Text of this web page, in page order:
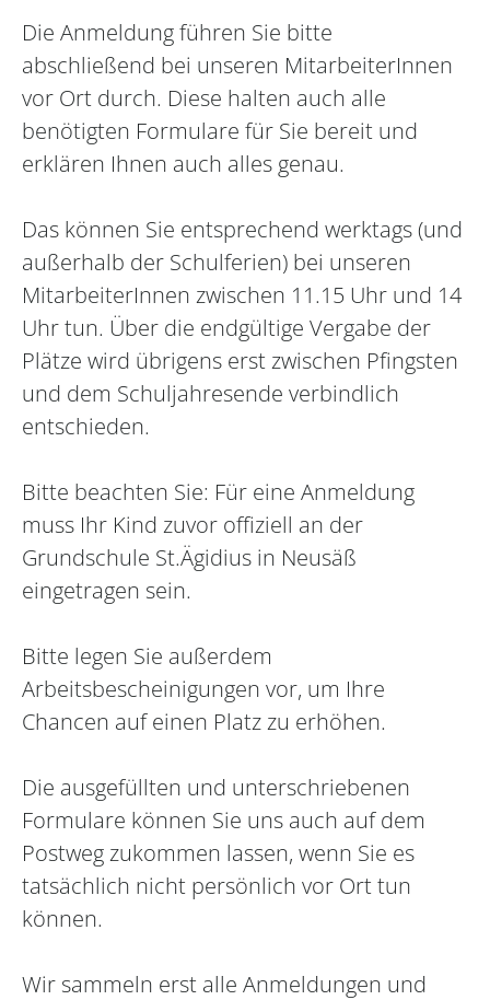
Die Anmeldung führen Sie bitte
abschließend bei unseren MitarbeiterInnen
vor Ort durch. Diese halten auch alle
benötigten Formulare für Sie bereit und
erklären Ihnen auch alles genau.
Das können Sie entsprechend werktags (und
außerhalb der Schulferien) bei unseren
MitarbeiterInnen zwischen 11.15 Uhr und 14
Uhr tun. Über die endgültige Vergabe der
Plätze wird übrigens erst zwischen Pfingsten
und dem Schuljahresende verbindlich
entschieden.
Bitte beachten Sie: Für eine Anmeldung
muss Ihr Kind zuvor offiziell an der
Grundschule St.Ägidius in Neusäß
eingetragen sein.
Bitte legen Sie außerdem
Arbeitsbescheinigungen vor, um Ihre
Chancen auf einen Platz zu erhöhen.
Die ausgefüllten und unterschriebenen
Formulare können Sie uns auch auf dem
Postweg zukommen lassen, wenn Sie es
tatsächlich nicht persönlich vor Ort tun
können.
Wir sammeln erst alle Anmeldungen und